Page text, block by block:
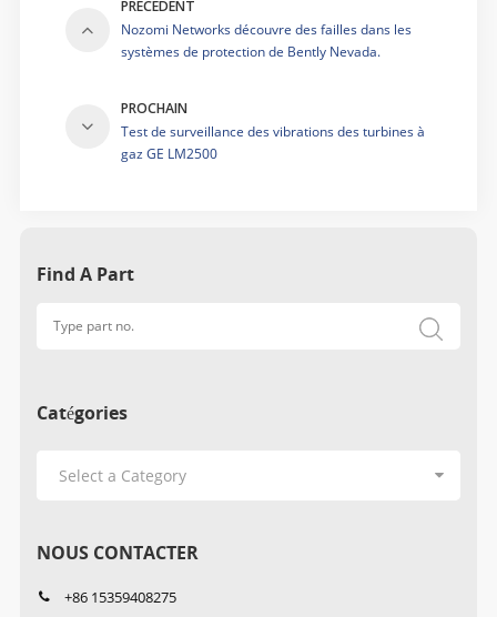
PRÉCÉDENT
Nozomi Networks découvre des failles dans les
systèmes de protection de Bently Nevada.
PROCHAIN
Test de surveillance des vibrations des turbines à
gaz GE LM2500
Find A Part
Catégories
NOUS CONTACTER
+86 15359408275